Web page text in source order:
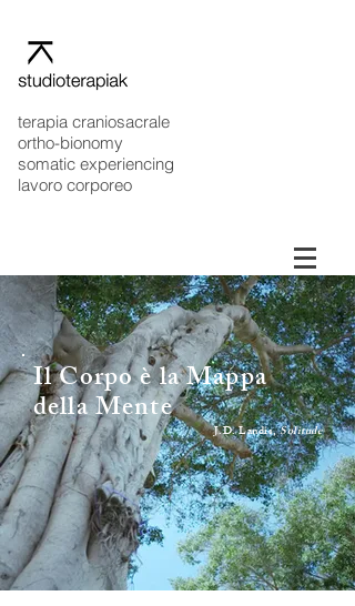
terapia craniosacrale
ortho-bionomy
somatic experiencing
lavoro corporeo
Il Corpo è la Mappa
della Mente J.D. Landis,Solitude